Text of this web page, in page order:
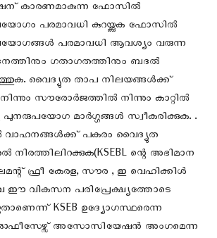
കാരണമാകുന്ന ഫോസിൽ
പരമാവധി കുറയ്ക്കുക ഫോസിൽ
പരമാവധി ആവശ്യം വരുന്ന
ഗതാഗതത്തിനും ബദൽ
വൈദ്യുത താപ നിലയങ്ങൾക്ക്
സൗരോർജത്തിൽ നിന്നും കാറ്റിൽ
പുനരുപയോഗ മാർഗ്ഗങ്ങൾ സ്വീകരിക്കുക. .
വാഹനങ്ങൾക്ക് പകരം വൈദ്യുത
ന്റെ അഭിമാന
ഫ്രീ കേരള, സൗര , ഇ വെഹിക്കിൾ
ഈ വികസന പരിപ്രേക്ഷ്യത്തോടെ
KSEB ഉദ്യോഗസ്ഥരെന്ന
ഓഫീസേഴ്സ് അസോസിയേഷൻ അംഗമെന്ന